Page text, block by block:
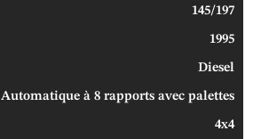
145/197
1995
Diesel
Automatique à 8 rapports avec palettes
4x4